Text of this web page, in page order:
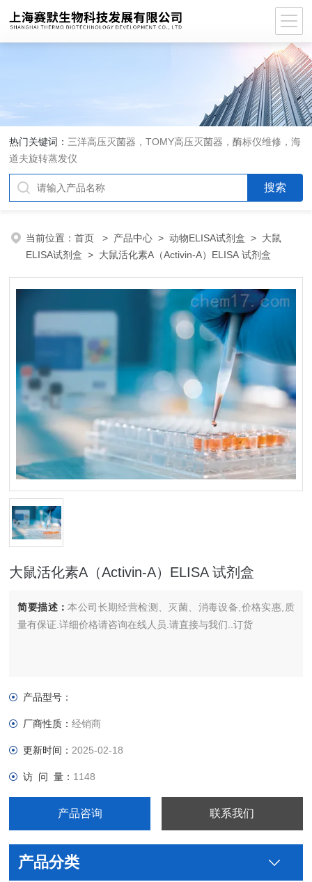
热门关键词： 三洋高压灭菌器，TOMY高压灭菌器，酶标仪维修，海
道夫旋转蒸发仪
当前位置：首页 > 产品中心 >动物ELISA试剂盒 > 大鼠
ELISA试剂盒 > 大鼠活化素A（Activin-A）ELISA 试剂盒
大鼠活化素A（Activin-A）ELISA 试剂盒
简要描述：本公司长期经营检测、灭菌、消毒设备,价格实惠,质
量有保证.详细价格请咨询在线人员.请直接与我们..订货
产品型号：
厂商性质：经销商
更新时间： 2025-02-18
访 问 量： 1148
产品咨询 联系我们
产品分类